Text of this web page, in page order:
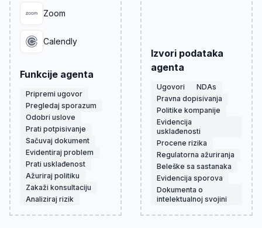
Zoom
Calendly
Funkcije agenta
Pripremi ugovor
Pregledaj sporazum
Odobri uslove
Prati potpisivanje
Sačuvaj dokument
Evidentiraj problem
Prati usklađenost
Ažuriraj politiku
Zakaži konsultaciju
Analiziraj rizik
Izvori podataka
agenta
Ugovori
NDAs
Pravna dopisivanja
Politike kompanije
Evidencija
usklađenosti
Procene rizika
Regulatorna ažuriranja
Beleške sa sastanaka
Evidencija sporova
Dokumenta o
intelektualnoj svojini